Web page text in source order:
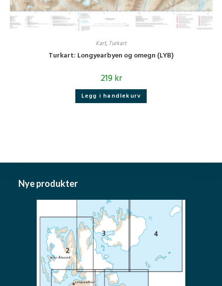
Kart, Turkart
Turkart: Longyearbyen og omegn (LYB)
219kr
Legg i handlekurv
Nye produkter